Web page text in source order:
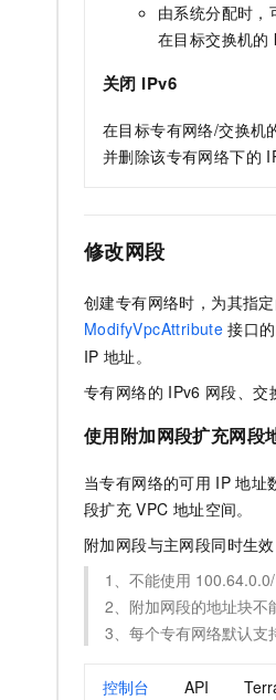
由系统分配时，
在目标交换机的
关闭 IPv6
在目标专有网络/交换机
并删除该专有网络下的
修改网段
创建专有网络时，为其指
ModifyVpcAttribute 接口的
IP 地址。
专有网络的 IPv6 网段、交
使用附加网段扩充网段
当专有网络的可用 IP 地址
段扩充 VPC 地址空间。
附加网段与主网段同时生
1、不能使用
2、附加网段的地址块不
3、每个专有网络默认支
控制台 API